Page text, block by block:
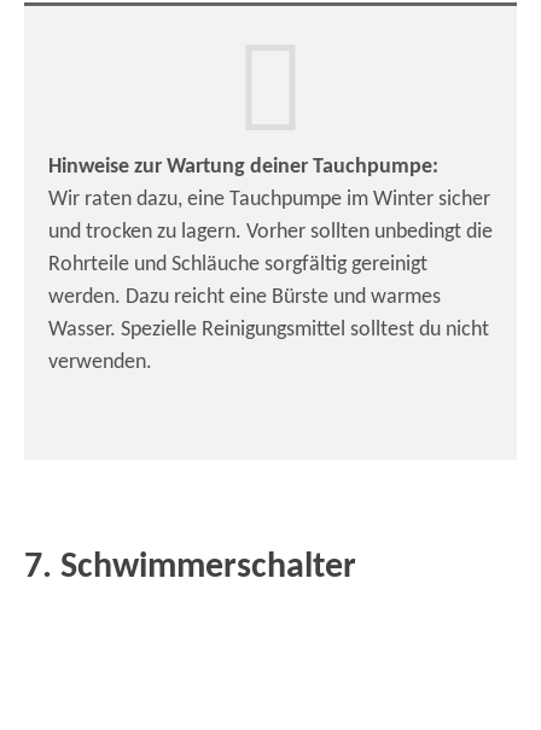
Hinweise zur Wartung deiner Tauchpumpe:
Wir raten dazu, eine Tauchpumpe im Winter sicher
und trocken zu lagern. Vorher sollten unbedingt die
Rohrteile und Schläuche sorgfältig gereinigt
werden. Dazu reicht eine Bürste und warmes
Wasser. Spezielle Reinigungsmittel solltest du nicht
verwenden.
7. Schwimmerschalter